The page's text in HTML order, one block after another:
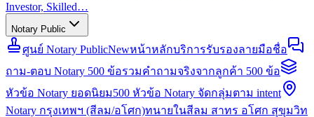
Investor, Skilled…
Notary Public
ศูนย์ Notary PublicNewหน้าหลักบริการรับรองลายมือชื่อ
ถาม-ตอบ Notary 500 ข้อรวมคำถามจริงจากลูกค้า 500 ข้อ
หัวข้อ Notary ยอดนิยม500 หัวข้อ Notary จัดกลุ่มตาม intent
Notary กรุงเทพฯ (สีลม/อโศก)ทนายในสีลม สาทร อโศก สุขุมวิท